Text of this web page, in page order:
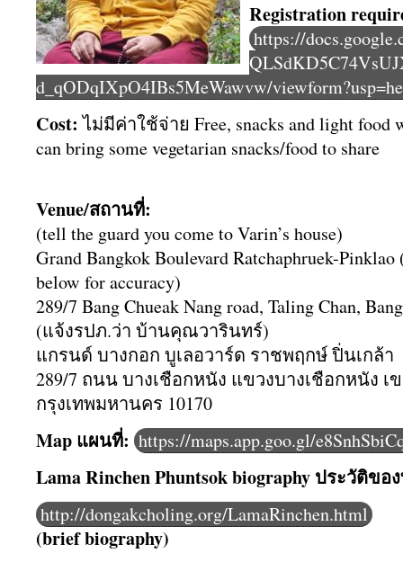
Registration
https://
d_qODqIXpO4IBs5MeWawvw/
Cost: ไม่มีค่าใช้จ่าย Free, snacks and light food
can bring some vegetarian snacks/food to share
Venue/สถานที่:
(tell the guard you come to Varin’s house)
Grand Bangkok Boulevard Ratchaphruek-Pinklao
below for accuracy)
289/7 Bang Chueak Nang road, Taling Chan,
(แจ้งรปภ.ว่า บ้านคุณวารินทร์)
แกรนด์ บางกอก บูเลอวาร์ด ราชพฤกษ์ ปิ่นเกล้า
289/7 ถนน บางเชือกหนัง แขวงบางเชือกหนัง เ
กรุงเทพมหานคร 10170
Map แผนที่: https://maps.app.goo.gl/
Lama Rinchen Phuntsok biography ประวัติ​ข
http://dongakcholing.org/LamaRinchen.html
(brief biography)